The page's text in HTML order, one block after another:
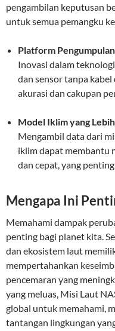
pengambilan keputusan
untuk semua pemangku
Platform
Inovasi dalam
dan sensor tanpa
akurasi dan cakupan
Model Iklim yang
Mengambil data dari
iklim dapat membantu
dan cepat, yang
Mengapa Ini
Memahami dampak
penting bagi planet kita.
dan ekosistem laut
mempertahankan
pencemaran yang
yang meluas, Misi Laut
global untuk memahami,
tantangan lingkungan